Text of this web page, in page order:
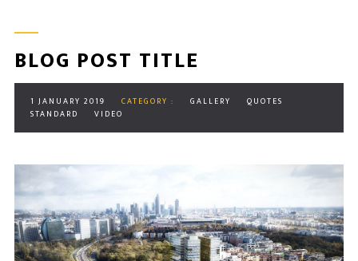
BLOG POST TITLE
1 JANUARY 2019 CATEGORY : GALLERY
QUOTES
STANDARD
VIDEO